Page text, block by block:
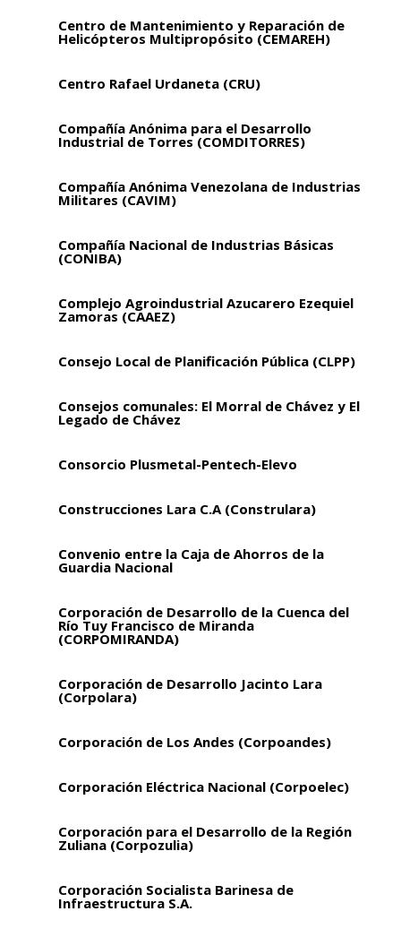
Centro de Mantenimiento y Reparación de
Helicópteros Multipropósito (CEMAREH)
Centro Rafael Urdaneta (CRU)
Compañía Anónima para el Desarrollo
Industrial de Torres (COMDITORRES)
Compañía Anónima Venezolana de Industrias
Militares (CAVIM)
Compañía Nacional de Industrias Básicas
(CONIBA)
Complejo Agroindustrial Azucarero Ezequiel
Zamoras (CAAEZ)
Consejo Local de Planificación Pública (CLPP)
Consejos comunales: El Morral de Chávez y El
Legado de Chávez
Consorcio Plusmetal-Pentech-Elevo
Construcciones Lara C.A (Construlara)
Convenio entre la Caja de Ahorros de la
Guardia Nacional
Corporación de Desarrollo de la Cuenca del
Río Tuy Francisco de Miranda
(CORPOMIRANDA)
Corporación de Desarrollo Jacinto Lara
(Corpolara)
Corporación de Los Andes (Corpoandes)
Corporación Eléctrica Nacional (Corpoelec)
Corporación para el Desarrollo de la Región
Zuliana (Corpozulia)
Corporación Socialista Barinesa de
Infraestructura S.A.